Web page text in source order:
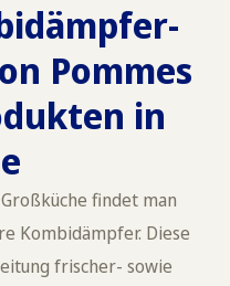
Pommes
in
findet man
Kombidämpfer. Diese
frischer- sowie